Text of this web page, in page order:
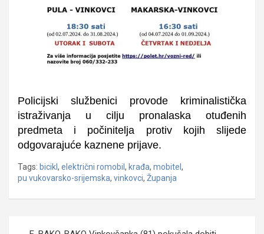
Policijski službenici provode kriminalistička
istraživanja u cilju pronalaska otuđenih
predmeta i počinitelja protiv kojih slijede
odgovarajuće kaznene prijave.
Tags: bicikl, električni romobil , krađa, mobitel ,
pu vukovarsko-srijemska, vinkovci, Županja